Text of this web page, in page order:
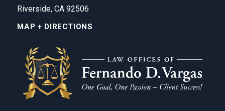
Riverside, CA 92506
MAP + DIRECTIONS